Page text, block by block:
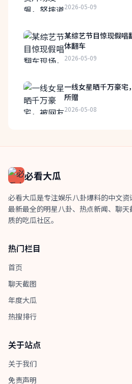
2026-05-09
某综艺节目惊现假唱
体翻车
2026-05-09
一线女星晒千万豪宅
所赠
2026-05-08
必看大瓜
必看大瓜是专注娱乐八卦爆料的中文
最新最全的明星八卦、热点新闻、聊
质的吃瓜社区。
热门栏目
首页
聊天截图
年度大瓜
热搜排行
关于站点
关于我们
免责声明